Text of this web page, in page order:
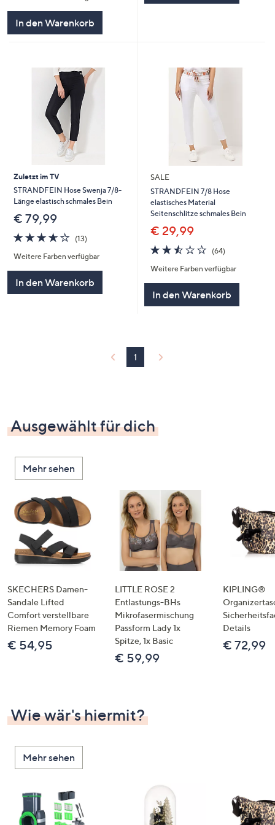
In den Warenkorb
Zuletzt im TV
STRANDFEIN Hose Swenja 7/8-
Länge elastisch schmales Bein
€ 79,99
3.6
von
5
(13)13
Weitere Farben verfügbar
In den Warenkorb
SALE
STRANDFEIN 7/8 Hose
elastisches Material
Seitenschlitze schmales Bein
€ 29,99
2.5
von
5
(64)64
Weitere Farben verfügbar
In den Warenkorb
1
Ausgewählt für dich
Mehr sehen
SKECHERS Damen-
Sandale Lifted
Comfort verstellbare
Riemen Memory Foam
€ 54,95
LITTLE ROSE 2
Entlastungs-BHs
Mikrofasermischung
Passform Lady 1x
Spitze, 1x Basic
€ 59,99
KIPLING®
Details
€ 72,99
Wie wär's hiermit?
Mehr sehen